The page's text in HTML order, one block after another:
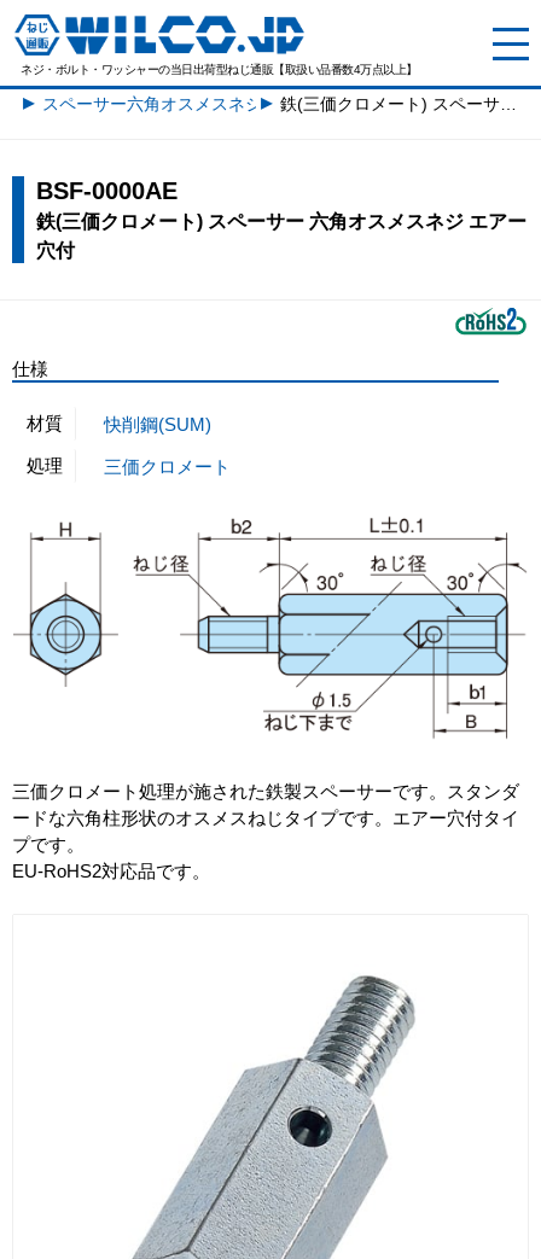
ネジ・ボルト・ワッシャーの当日出荷型ねじ通販【取扱い品番数4万点以上】
スペーサー六角オスメスネジ一覧
BSF-0000AE
鉄(三価クロメート) スペーサー 六角オスメスネジ エアー
穴付
仕様
材質
快削鋼(SUM)
処理
三価クロメート
三価クロメート処理が施された鉄製スペーサーです。スタンダ
ードな六角柱形状のオスメスねじタイプです。エアー穴付タイ
プです。
EU-RoHS2対応品です。